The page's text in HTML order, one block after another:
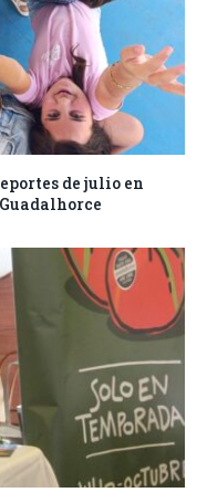
de julio en